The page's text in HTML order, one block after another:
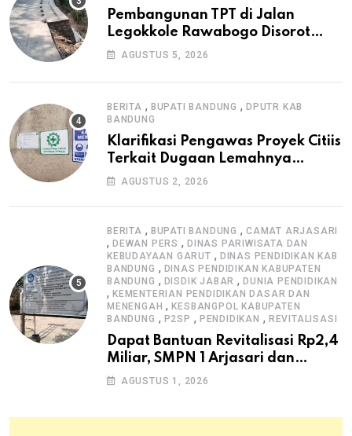
Pembangunan TPT di Jalan
Legokkole Rawabogo Disorot
Warga, Selesai Tanpa Papan
AGUSTUS 5, 2026
BERITA , BUPATI BANDUNG ,DPUTR KAB
BANDUNG
Klarifikasi Pengawas Proyek Citiis
Terkait Dugaan Lemahnya
Pengawasan K3
AGUSTUS 2, 2026
BERITA , BUPATI BANDUNG ,CAMAT ARJASARI
, DEWAN PERS , DINAS PARIWISATA DAN
KEBUDAYAAN GARUT , DINAS PENDIDIKAN KAB
BANDUNG , DINAS PENDIDIKAN KABUPATEN
BANDUNG , DISDIK JABAR ,DUNIA PENDIDIKAN
, KEMENTERIAN PENDIDIKAN DASAR DAN
MENENGAH ,KESBANGPOL KABUPATEN
BANDUNG , P2SP , PENDIDIKAN , REVITALISASI
Dapat Bantuan Revitalisasi Rp2,4
Miliar, SMPN 1 Arjasari dan
Masyarakat Sambut Antusias
AGUSTUS 1, 2026